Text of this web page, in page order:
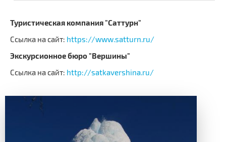
Туристическая компания "Саттурн"
Ссылка на сайт: https://www.satturn.ru/
Экскурсионное бюро "Вершины"
Ссылка на сайт: http://satkavershina.ru/